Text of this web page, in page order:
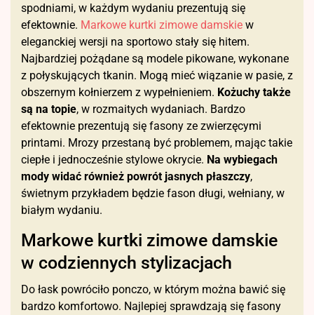
spodniami, w każdym wydaniu prezentują się
efektownie. Markowe kurtki zimowe damskie w
eleganckiej wersji na sportowo stały się hitem.
Najbardziej pożądane są modele pikowane, wykonane
z połyskujących tkanin. Mogą mieć wiązanie w pasie, z
obszernym kołnierzem z wypełnieniem. Kożuchy także
są na topie, w rozmaitych wydaniach. Bardzo
efektownie prezentują się fasony ze zwierzęcymi
printami. Mrozy przestaną być problemem, mając takie
ciepłe i jednocześnie stylowe okrycie. Na wybiegach
mody widać również powrót jasnych płaszczy,
świetnym przykładem będzie fason długi, wełniany, w
białym wydaniu.
Markowe kurtki zimowe damskie
w codziennych stylizacjach
Do łask powróciło ponczo, w którym można bawić się
bardzo komfortowo. Najlepiej sprawdzają się fasony